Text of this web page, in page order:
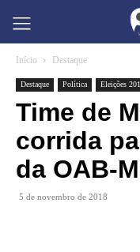
Início Destaque
Destaque Política Eleições
Time de
corrida
da OAB-
5 de novembro de 2018